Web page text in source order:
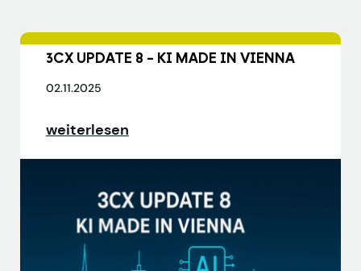
3CX UPDATE 8 – KI MADE IN VIENNA
02.11.2025
weiterlesen